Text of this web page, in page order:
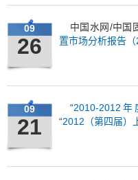
09
26
中国水网/中国
置市场分析报告（
09
21
“2010-2012
“2012（第四届）